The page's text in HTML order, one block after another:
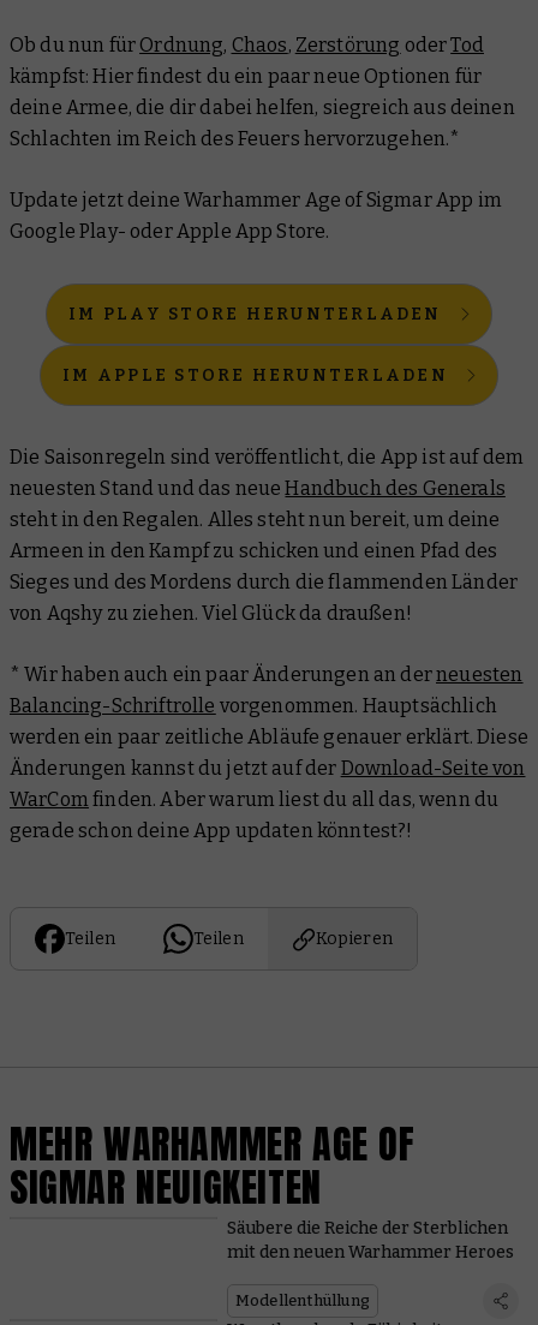
Ob du nun für Ordnung, Chaos, Zerstörung oderTod
kämpfst: Hier findest du ein paar neue Optionen für
deine Armee, die dir dabei helfen, siegreich aus deinen
Schlachten im Reich des Feuers hervorzugehen.*
Update jetzt deine Warhammer Age of Sigmar App im
Google Play- oder Apple App Store.
IM PLAY STORE HERUNTERLADEN
IM APPLE STORE HERUNTERLADEN
Die Saisonregeln sind veröffentlicht, die App ist auf dem
neuesten Stand und das neueHandbuch des Generals
steht in den Regalen. Alles steht nun bereit, um deine
Armeen in den Kampf zu schicken und einen Pfad des
Sieges und des Mordens durch die flammenden Länder
von Aqshy zu ziehen. Viel Glück da draußen!
* Wir haben auch ein paar Änderungen an derneuesten
Balancing-Schriftrolle vorgenommen. Hauptsächlich
werden ein paar zeitliche Abläufe genauer erklärt. Diese
Änderungen kannst du jetzt auf der Download-Seite von
WarCom finden. Aber warum liest du all das, wenn du
gerade schon deine App updaten könntest?!
Teilen Teilen Kopieren
MEHR WARHAMMER AGE OF
SIGMAR NEUIGKEITEN
Säubere die Reiche der Sterblichen
mit den neuen Warhammer Heroes
Modellenthüllung